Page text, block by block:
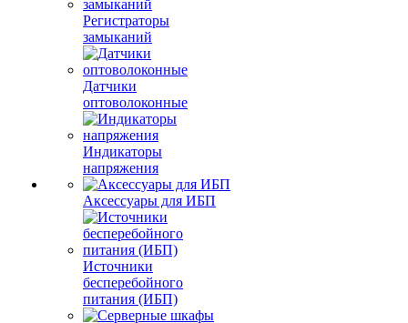
Регистраторы
замыканий
Датчики
оптоволоконные
Индикаторы
напряжения
Аксессуары для ИБП
Источники
бесперебойного
питания (ИБП)